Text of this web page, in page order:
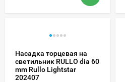
Насадка торцевая на
светильник RULLO dia 60
mm Rullo Lightstar
202407